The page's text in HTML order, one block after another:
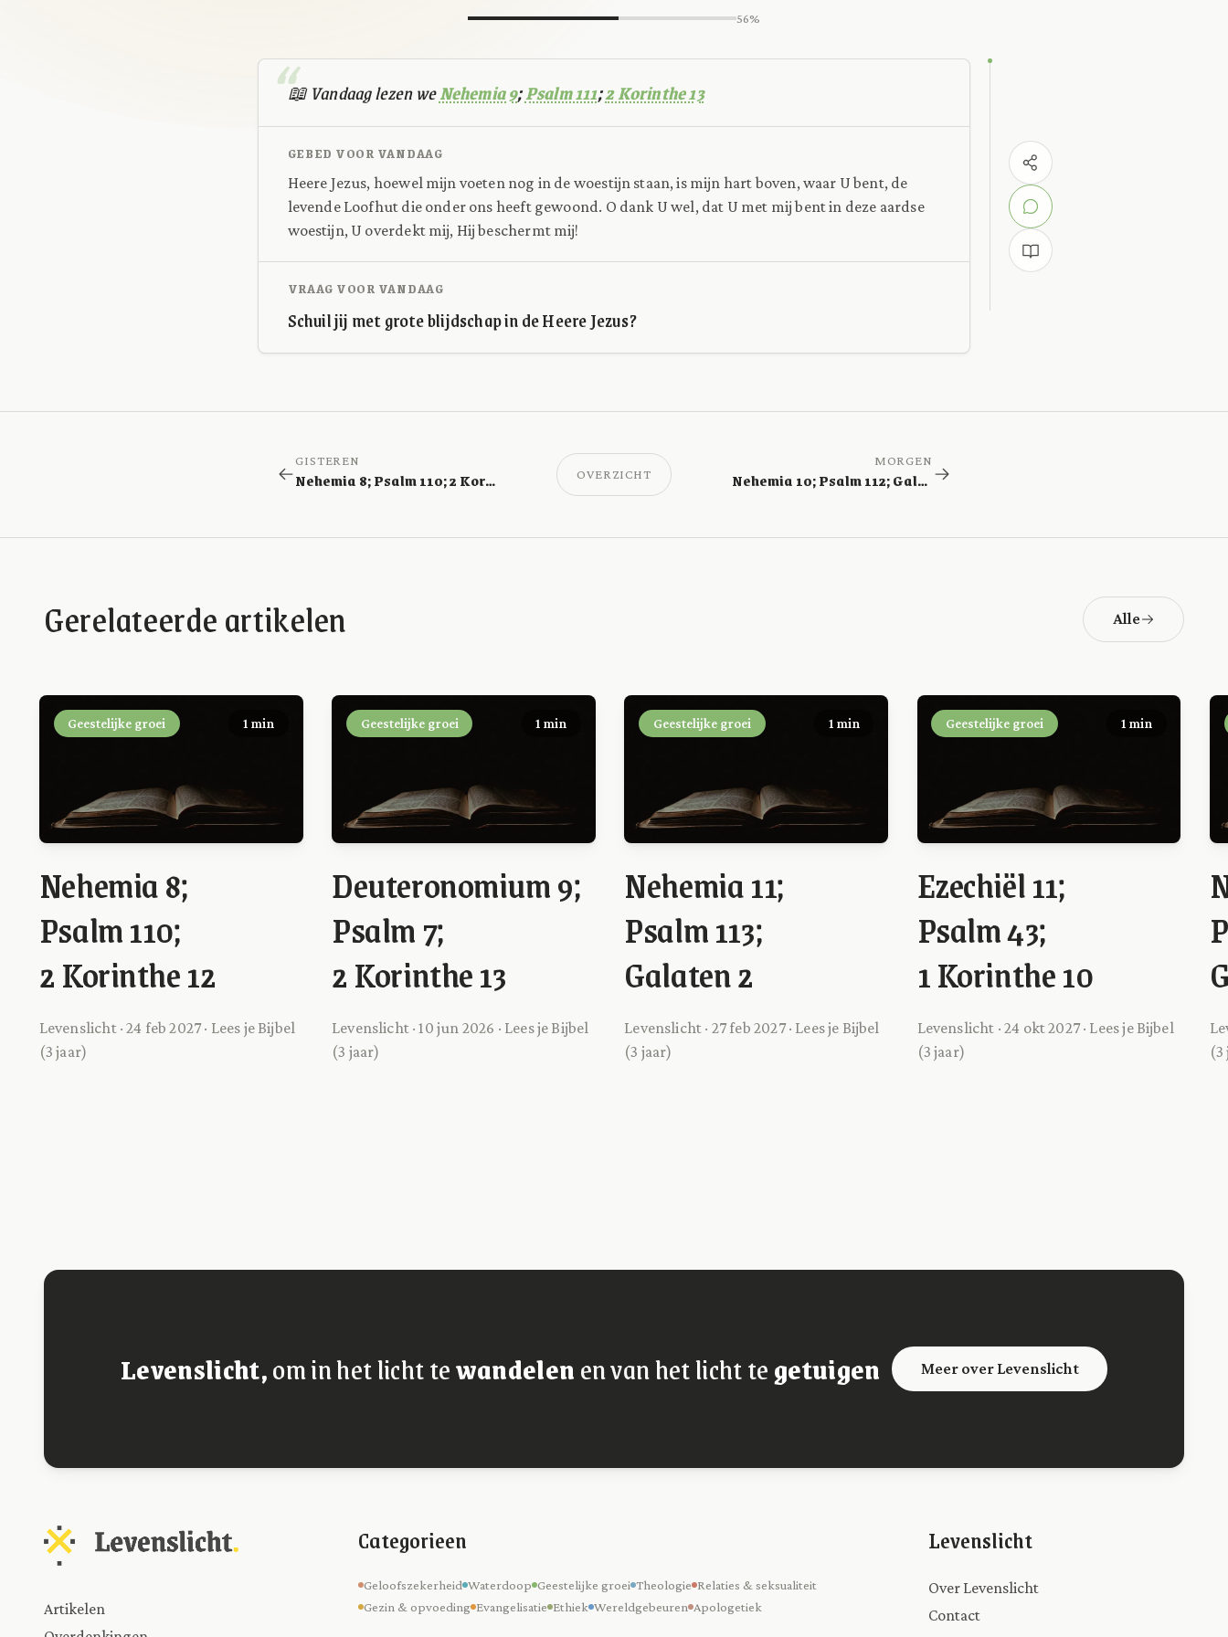
56%
📖 Vandaag lezen weNehemia 9;Psalm 111;2 Korinthe 13
GEBED VOOR VANDAAG
Heere Jezus, hoewel mijn voeten nog in de woestijn staan, is mijn hart boven, waar U bent, de
levende Loofhut die onder ons heeft gewoond. O dank U wel, dat U met mij bent in deze aardse
woestijn, U overdekt mij, Hij beschermt mij!
VRAAG VOOR VANDAAG
Schuil jij met grote blijdschap in de Heere Jezus?
GISTEREN
Nehemia 8; Psalm 110; 2 Korinthe 12 OVERZICHT
MORGEN
Nehemia 10; Psalm 112; Galaten 1
Gerelateerde artikelen Alle
Geestelijke groei 1 min
Nehemia 8;
Psalm 110;
2 Korinthe 12
Levenslicht · 24 feb 2027 · Lees je Bijbel
(3 jaar)
Geestelijke groei 1 min
Deuteronomium 9;
Psalm 7;
2 Korinthe 13
Levenslicht · 10 jun 2026 · Lees je Bijbel
(3 jaar)
Geestelijke groei 1 min
Nehemia 11;
Psalm 113;
Galaten 2
Levenslicht · 27 feb 2027 · Lees je Bijbel
(3 jaar)
Geestelijke groei 1 min
Ezechiël 11;
Psalm 43;
1 Korinthe 10
Levenslicht · 24 okt 2027 · Lees je Bijbel
(3 jaar)
(3
Levenslicht,om in het licht tewandelenen van het licht tegetuigen Meer over Levenslicht
Artikelen
Categorieen
Geloofszekerheid Waterdoop Geestelijke groei Theologie Relaties & seksualiteit
Gezin & opvoeding Evangelisatie Ethiek Wereldgebeuren Apologetiek
Levenslicht
Over Levenslicht
Contact